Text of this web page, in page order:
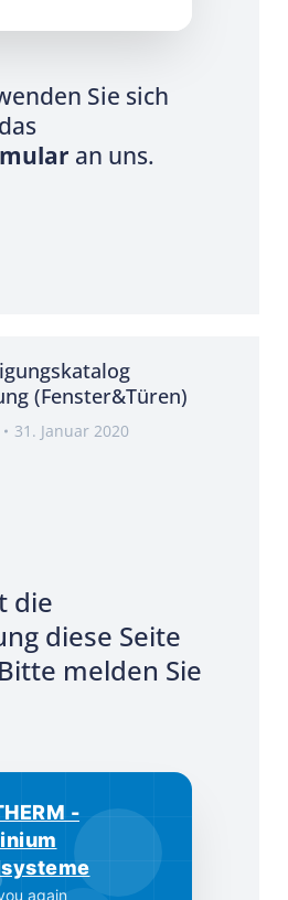
Sie sich
an uns.
(Fenster&Türen)
31. Januar 2020
die
diese Seite
melden Sie
-
again